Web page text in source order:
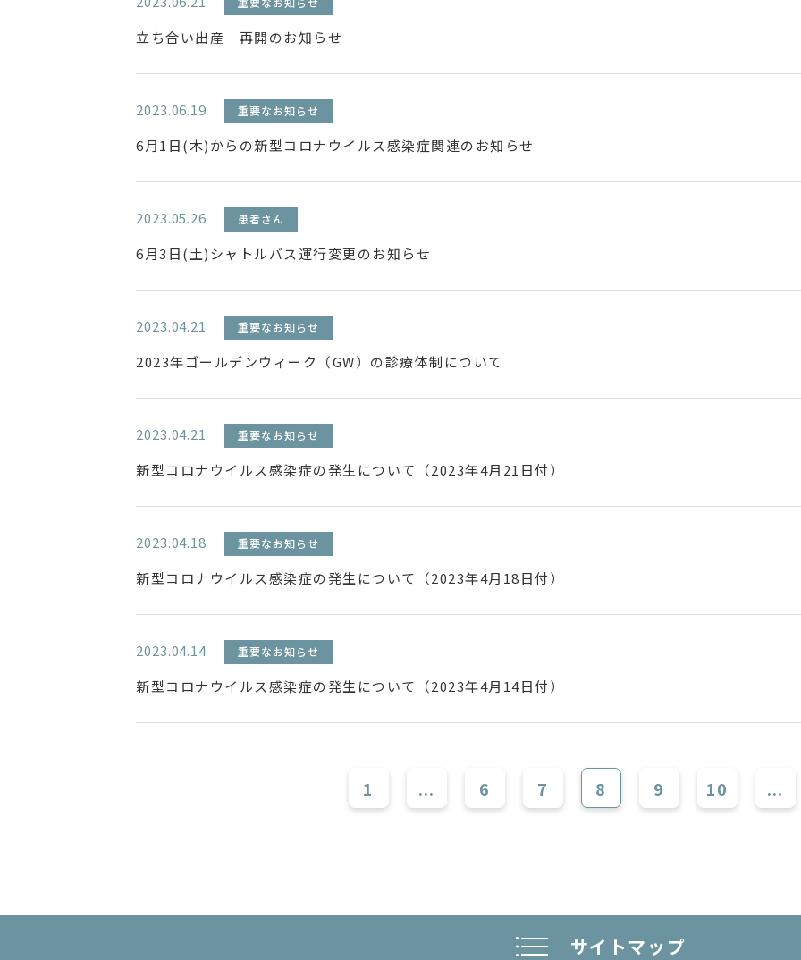
立ち合い出産 再開のお知らせ
2023.06.19 重要なお知らせ
6月1日(木)からの新型コロナウイルス感染症関連のお知らせ
2023.05.26 患者さん
6月3日(土)シャトルバス運行変更のお知らせ
2023.04.21 重要なお知らせ
2023年ゴールデンウィーク（GW）の診療体制について
2023.04.21 重要なお知らせ
新型コロナウイルス感染症の発生について（2023年4月21日付）
2023.04.18 重要なお知らせ
新型コロナウイルス感染症の発生について（2023年4月18日付）
2023.04.14 重要なお知らせ
新型コロナウイルス感染症の発生について（2023年4月14日付）
1 ... 6 7 8 9 10 ...
サイトマップ